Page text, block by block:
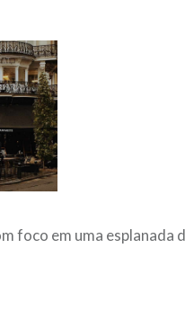
foco em uma esplanada